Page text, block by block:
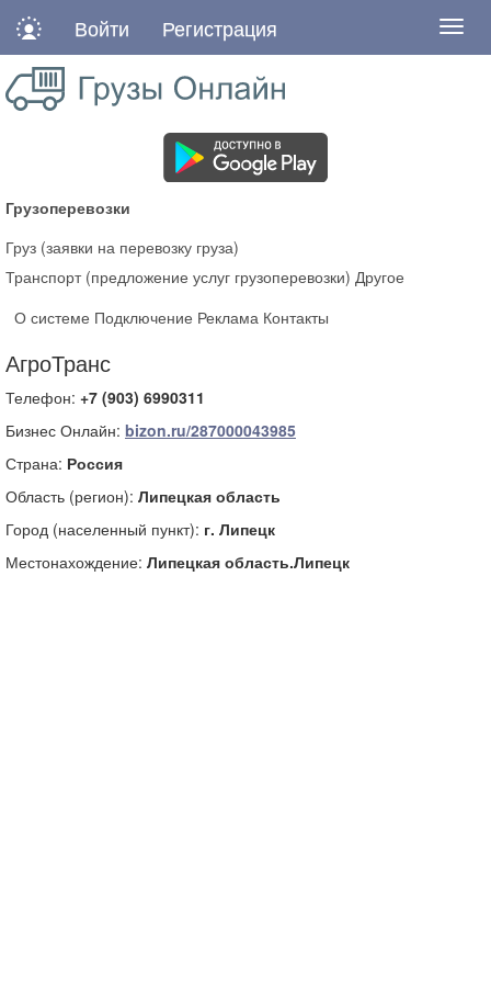
Войти Регистрация
Грузоперевозки
Груз (заявки на перевозку груза)
Транспорт (предложение услуг грузоперевозки) Другое
О системе Подключение Реклама Контакты
АгроТранс
Телефон: +7 (903) 6990311
Бизнес Онлайн: bizon.ru/287000043985
Страна: Россия
Область (регион): Липецкая область
Город (населенный пункт): г. Липецк
Местонахождение: Липецкая область.Липецк